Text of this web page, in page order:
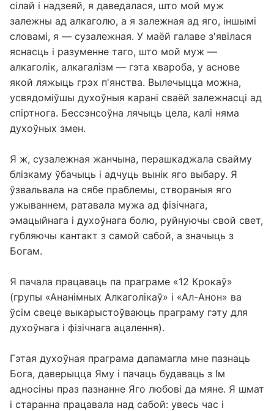
сілай і надзеяй, я даведалася, што мой муж
залежны ад алкаголю, а я залежная ад яго, іншымі
словамі, я — сузалежная. У маёй галаве з'явілася
яснасць і разуменне таго, што мой муж —
алкаголік, алкагалізм — гэта хвароба, у аснове
якой ляжыць грэх п'янства. Вылечыцца можна,
усвядоміўшы духоўныя карані сваёй залежнасці ад
спіртнога. Бессэнсоўна лячыць цела, калі няма
духоўных змен.
Я ж, сузалежная жанчына, перашкаджала свайму
блізкаму ўбачыць і адчуць вынік яго выбару. Я
ўзвальвала на сябе праблемы, створаныя яго
ужываннем, ратавала мужа ад фізічнага,
эмацыйнага і духоўнага болю, руйнуючы свой свет,
губляючы кантакт з самой сабой, а значыць з
Богам.
Я пачала працаваць па праграме «12 Крокаў»
(групы «Ананімных Алкаголікаў» і «Ал-Анон» ва
ўсім свеце выкарыстоўваюць праграму гэту для
духоўнага і фізічнага ацалення).
Гэтая духоўная праграма дапамагла мне пазнаць
Бога, даверыцца Яму і пачаць будаваць з Ім
адносіны праз пазнанне Яго любові да мяне. Я шмат
і старанна працавала над сабой: увесь час і